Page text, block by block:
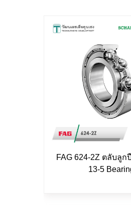
FAG 624-2Z ตลับลู
13-5